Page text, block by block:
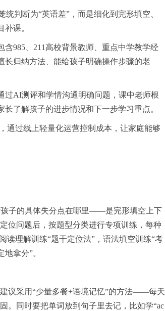
判断为“英语差”，而是细化到完形填空、
补课。
985、211高校背景教师、重点中学教学经
长归纳方法、能给孩子明确操作步骤的老
过AI测评和学情沟通明确问题，课中老师根
了解孩子的进步情况和下一步学习重点。
通过线上轻量化运营控制成本，让家庭能够
子的具体失分点在哪里——是完形填空上下
位问题后，按题型分类进行专项训练，每种
读理解训练“题干定位法”，语法填空训练“考
拿分”。
议采用“少量多餐+语境记忆”的方法——每天
。同时要把单词放到句子里去记，比如学“ac